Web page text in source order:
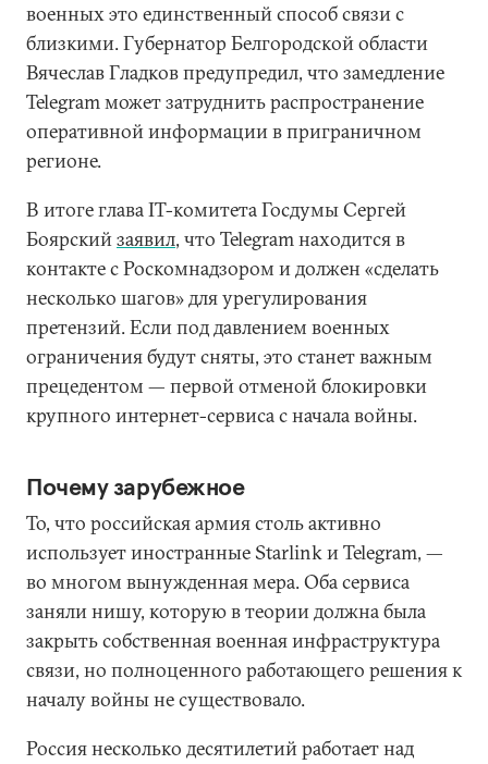
военных это единственный способ связи с
близкими. Губернатор Белгородской области
Вячеслав Гладков предупредил, что замедление
Telegram может затруднить распространение
оперативной информации в приграничном
регионе.
В итоге глава IT-комитета Госдумы Сергей
Боярскийзаявил, что Telegram находится в
контакте с Роскомнадзором и должен «сделать
несколько шагов» для урегулирования
претензий. Если под давлением военных
ограничения будут сняты, это станет важным
прецедентом — первой отменой блокировки
крупного интернет-сервиса с начала войны.
Почему зарубежное
То, что российская армия столь активно
использует иностранные Starlink и Telegram, —
во многом вынужденная мера. Оба сервиса
заняли нишу, которую в теории должна была
закрыть собственная военная инфраструктура
связи, но полноценного работающего решения к
началу войны не существовало.
Россия несколько десятилетий работает над